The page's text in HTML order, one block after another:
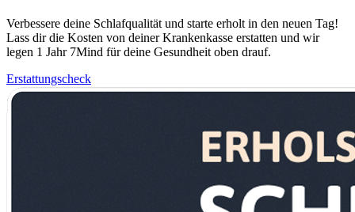
Verbessere deine Schlafqualität und starte erholt in den neuen Tag!
Lass dir die Kosten von deiner Krankenkasse erstatten und wir
legen 1 Jahr 7Mind für deine Gesundheit oben drauf.
Erstattungscheck